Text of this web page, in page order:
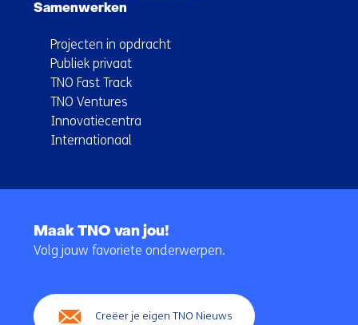
Samenwerken
Projecten in opdracht
Publiek privaat
TNO Fast Track
TNO Ventures
Innovatiecentra
Internationaal
navigatie
Maak TNO van jou!
Volg jouw favoriete onderwerpen.
Creëer je eigen TNO Nieuws